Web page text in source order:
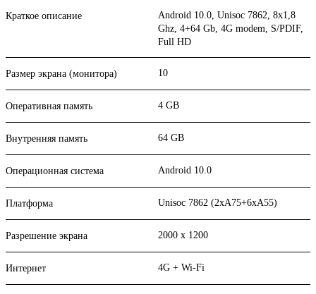
Краткое описание
Android 10.0, Unisoc 7862, 8х1,8
Ghz, 4+64 Gb, 4G modem, S/PDIF,
Full HD
Размер экрана (монитора) 10
Оперативная память 4 GB
Внутренняя память 64 GB
Операционная система Android 10.0
Платформа Unisoc 7862 (2xA75+6xA55)
Разрешение экрана 2000 x 1200
Интернет 4G + Wi-Fi